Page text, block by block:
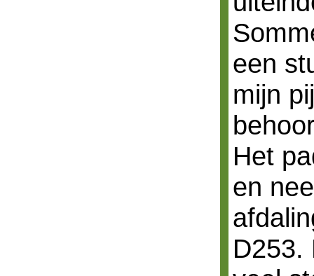
een
mijn
Het
en
D253.